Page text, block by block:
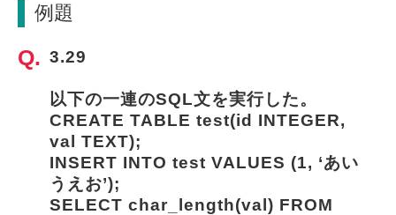
例題
3.29
以下の一連のSQL文を実行した。
CREATE TABLE test(id INTEGER,
val TEXT);
INSERT INTO test VALUES (1, ‘あい
うえお’);
SELECT char_length(val) FROM